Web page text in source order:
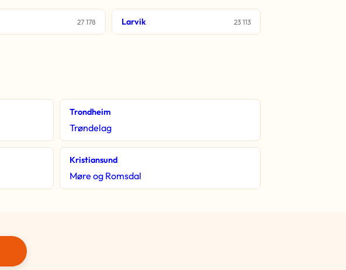
27 178 Larvik 23 113
Trondheim
Trøndelag
Kristiansund
Møre og Romsdal